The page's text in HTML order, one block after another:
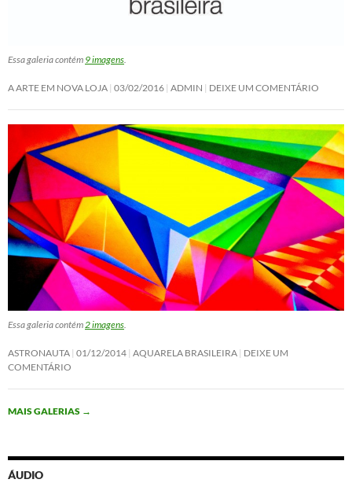
Essa galeria contém 9 imagens.
A ARTE EM NOVA LOJA 03/02/2016 ADMIN DEIXE UM COMENTÁRIO
Essa galeria contém2 imagens.
ASTRONAUTA 01/12/2014 AQUARELA BRASILEIRA DEIXE UM
COMENTÁRIO
MAIS GALERIAS →
ÁUDIO